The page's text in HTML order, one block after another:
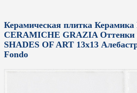
Керамическая плитка Керамика
CERAMICHE GRAZIA Оттенки
SHADES OF ART 13x13
Fondo